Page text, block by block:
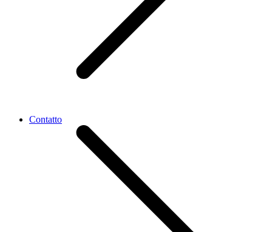
Contatto